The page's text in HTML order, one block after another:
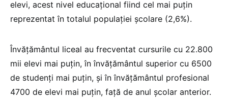
elevi, acest nivel educaţional fiind cel mai puţin
reprezentat în totalul populaţiei şcolare (2,6%).
Învăţământul liceal au frecventat cursurile cu 22.800
mii elevi mai puțin, în învăţământul superior cu 6500
de studenți mai puțin, și în învăţământul profesional
4700 de elevi mai puțin, față de anul școlar anterior.